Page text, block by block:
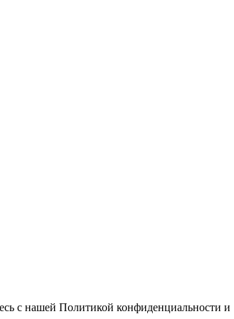
с нашей Политикой конфиденциальности и